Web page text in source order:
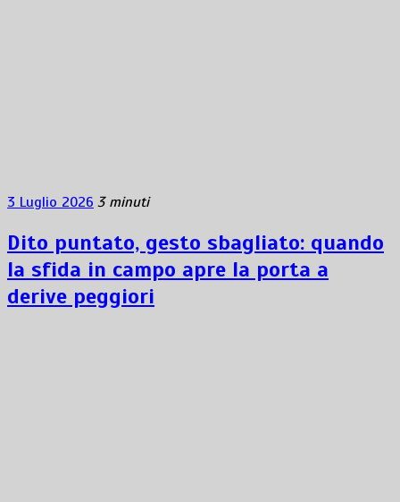
3 Luglio 2026 3 minuti
Dito puntato, gesto sbagliato: quando
la sfida in campo apre la porta a
derive peggiori